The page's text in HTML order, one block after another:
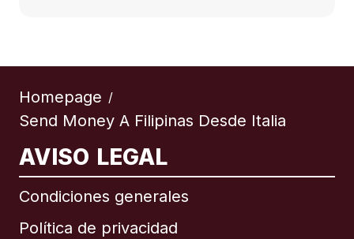
Homepage /
Send Money A Filipinas Desde Italia
AVISO LEGAL
Condiciones generales
Política de privacidad